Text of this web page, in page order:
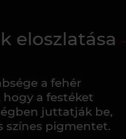
eloszlatása
a fehér
hogy a festéket
juttatják be,
színes pigmentet.